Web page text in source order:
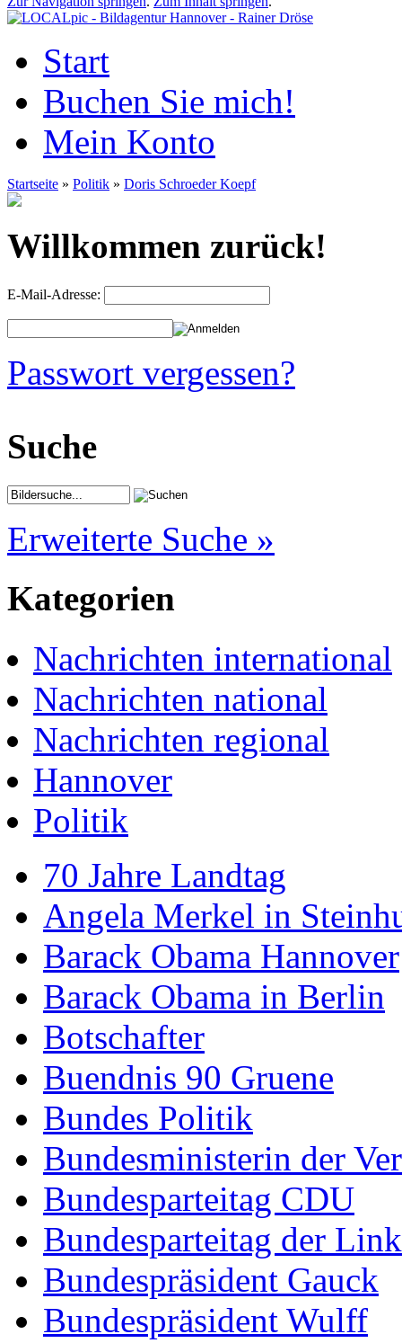
Start
Buchen Sie mich!
Mein Konto
Startseite » Politik » Doris Schroeder Koepf
Willkommen zurück!
E-Mail-Adresse:
Passwort vergessen?
Suche
Erweiterte Suche »
Kategorien
Nachrichten international
Nachrichten national
Nachrichten regional
Hannover
Politik
70 Jahre Landtag
Angela Merkel in
Barack Obama Hannover
Barack Obama in Berlin
Botschafter
Buendnis 90 Gruene
Bundes Politik
Bundesministerin der
Bundesparteitag CDU
Bundesparteitag der
Bundespräsident Gauck
Bundespräsident Wulff